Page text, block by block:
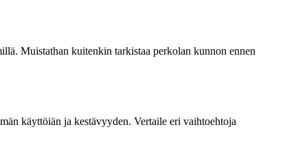
Muistathan kuitenkin tarkistaa perkolan kunnon ennen
käyttöiän ja kestävyyden. Vertaile eri vaihtoehtoja